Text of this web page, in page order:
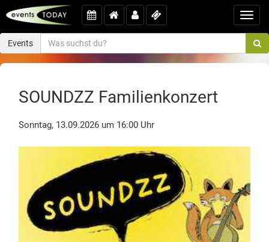
Events
SOUNDZZ Familienkonzert
Sonntag, 13.09.2026 um 16:00 Uhr